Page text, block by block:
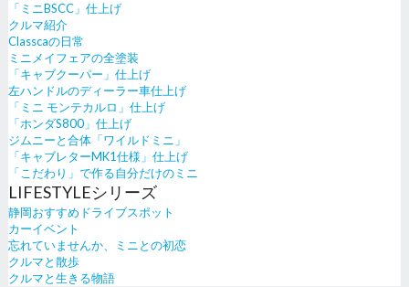
「ミニBSCC」仕上げ
クルマ紹介
Classcaの日常
ミニメイフェアの全塗装
「キャブクーパー」仕上げ
左ハンドルのディーラー車仕上げ
「ミニ モンテカルロ」仕上げ
「ホンダS800」仕上げ
ジムニーと合体「ワイルドミニ」
「キャブレターMK1仕様」仕上げ
「こだわり」で作る自分だけのミニ
LIFESTYLEシリーズ
静岡おすすめドライブスポット
カーイベント
忘れていませんか、ミニとの初恋
クルマと散歩
クルマと生きる物語